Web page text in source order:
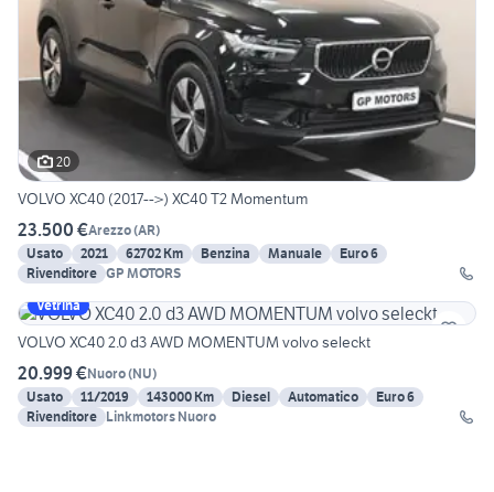
20
VOLVO XC40 (2017-->) XC40 T2 Momentum
23.500 €Arezzo(AR)
Usato
2021 62702 Km Benzina Manuale
Euro 6
Rivenditore GP MOTORS
Vetrina
VOLVO XC40 2.0 d3 AWD MOMENTUM volvo seleckt
20.999 €Nuoro(NU)
Usato
11/2019 143000 Km Diesel Automatico
Euro 6
Rivenditore Linkmotors Nuoro